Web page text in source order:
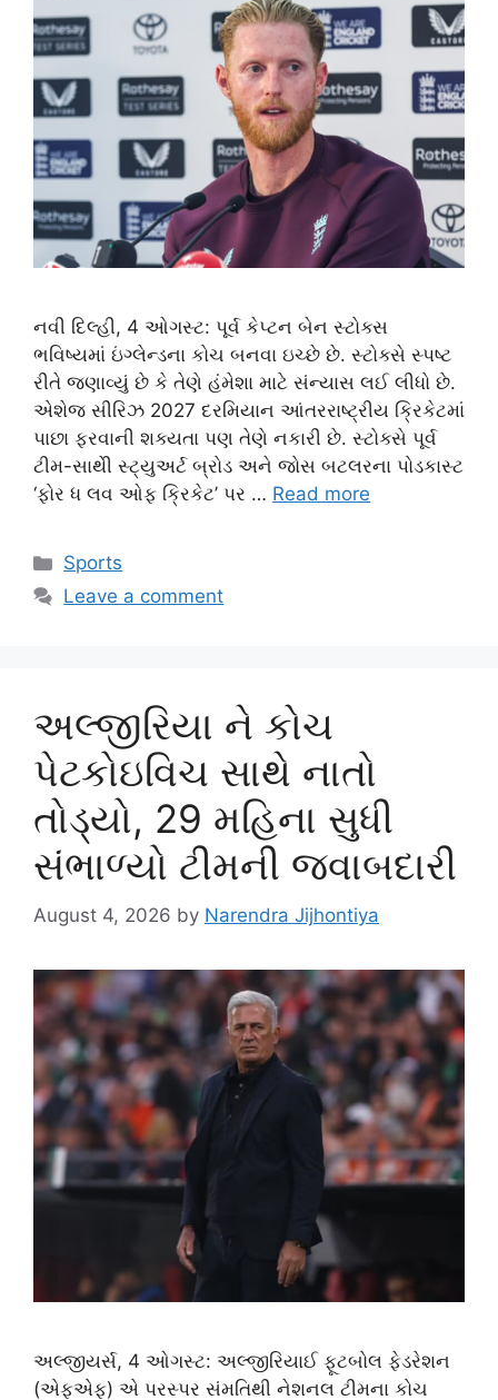
નવી દિલ્હી, 4 ઓગસ્ટ: પૂર્વ કેપ્ટન બેન સ્ટોક્સ
ભવિષ્યમાં ઇંગ્લેન્ડના કોચ બનવા ઇચ્છે છે. સ્ટોક્સે સ્પષ્ટ
રીતે જણાવ્યું છે કે તેણે હંમેશા માટે સંન્યાસ લઈ લીધો છે.
એશેજ સીરિઝ 2027 દરમિયાન આંતરરાષ્ટ્રીય ક્રિકેટમાં
પાછા ફરવાની શક્યતા પણ તેણે નકારી છે. સ્ટોક્સે પૂર્વ
ટીમ-સાથેી સ્ટ્યુઅર્ટ બ્રોડ અને જોસ બટલરના પોડકાસ્ટ
‘ફોર ધ લવ ઓફ ક્રિકેટ’ પર … Read more
Categories
Sports
Leave a comment
અલ્જીરિયા ને કોચ
પેટકોઇવિચ સાથે નાતો
તોડ્યો, 29 મહિના સુધી
સંભાળ્યો ટીમની જવાબદારી
August 4, 2026 by Narendra Jijhontiya
અલ્જીયર્સ, 4 ઓગસ્ટ: અલ્જીરિયાઈ ફૂટબોલ ફેડરેશન
(એફએફ) એ પરસ્પર સંમતિથી નેશનલ ટીમના કોચ